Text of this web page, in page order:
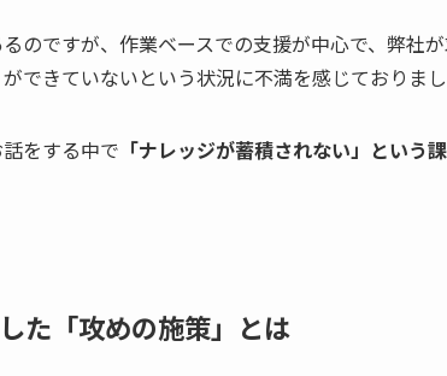
のですが、作業ベースでの支援が中心で、弊社
できていないという状況に不満を感じておりまし
をする中で 「ナレッジが蓄積されない」という
た「攻めの施策」とは